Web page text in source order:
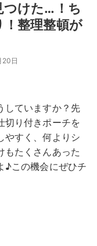
つけた…！ち
！整理整頓が
20日
していますか？先
切り付きポーチを
やすく、何よりシ
たくさんあった
♪この機会にぜひチ